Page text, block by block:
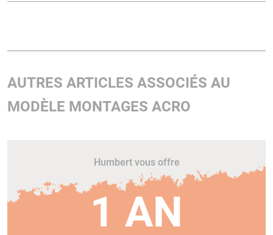
AUTRES ARTICLES ASSOCIÉS AU
MODÈLE MONTAGES ACRO
Humbert vous offre
1 AN